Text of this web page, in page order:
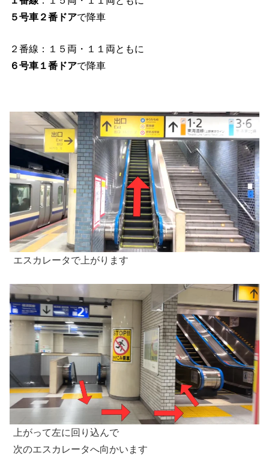
５号車２番ドアで降車
２番線：１５両・１１両ともに
６号車１番ドアで降車
エスカレータで上がります
上がって左に回り込んで
次のエスカレータへ向かいます